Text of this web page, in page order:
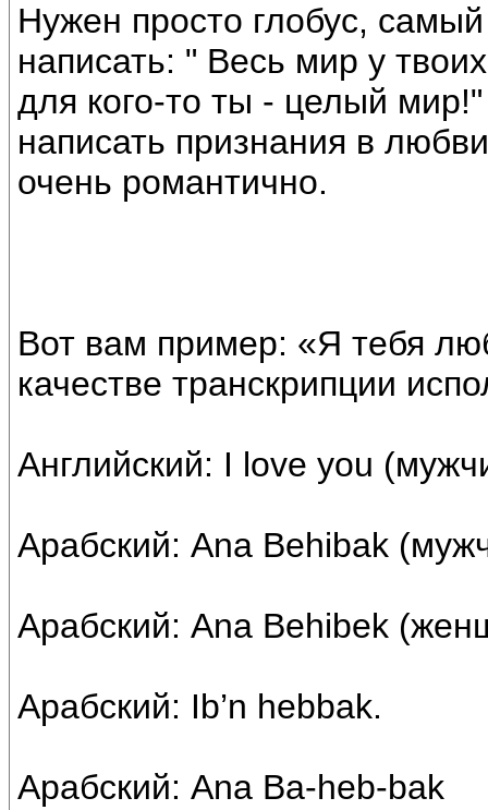
Нужен просто глобус,
написать: " Весь мир у
для кого-то ты - целый
написать признания в
очень романтично.
Вот вам пример: «Я тебя
качестве транскрипции
Английский: I love you
Арабский: Ana Behibak
Арабский: Ana Behibek
Арабский: Ib’n hebbak.
Арабский: Ana Ba-heb-bak